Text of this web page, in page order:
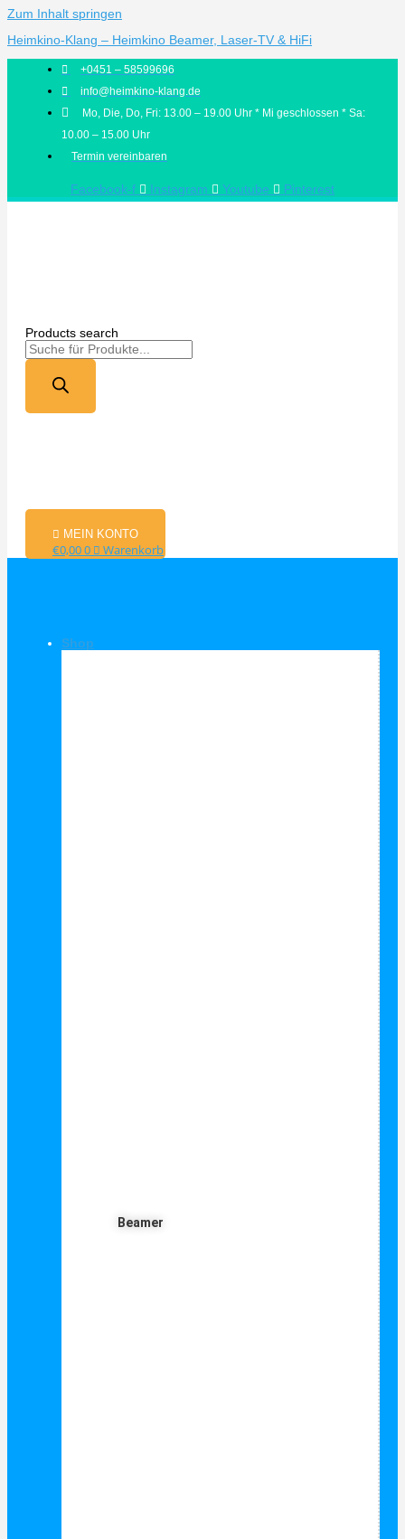
Zum Inhalt springen
Heimkino-Klang – Heimkino Beamer, Laser-TV & HiFi
+0451 – 58599696
info@heimkino-klang.de
Mo, Die, Do, Fri: 13.00 – 19.00 Uhr * Mi geschlossen * Sa:
10.00 – 15.00 Uhr
Termin vereinbaren
Facebook-f Instagram Youtube Pinterest
Products search
MEIN KONTO
€0,000 Warenkorb
Shop
Beamer